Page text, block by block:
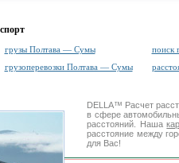
грузы Полтава — Сумы
поиск
грузоперевозки Полтава — Сумы
DELLA™ Расчет
в сфере
расстояний. Наша
расстояние между
для Вас!